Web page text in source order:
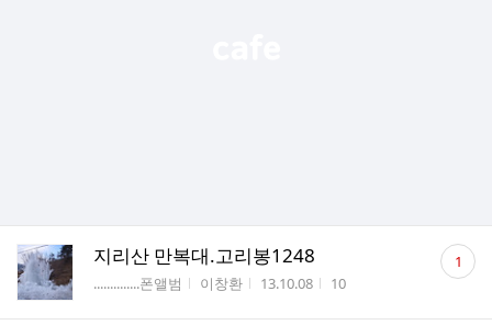
지리산 만복대.고리봉1248
게시판명
..............폰앨범 작성자
이창환 작성시간
13.10.08 조회수
10
댓
글 1